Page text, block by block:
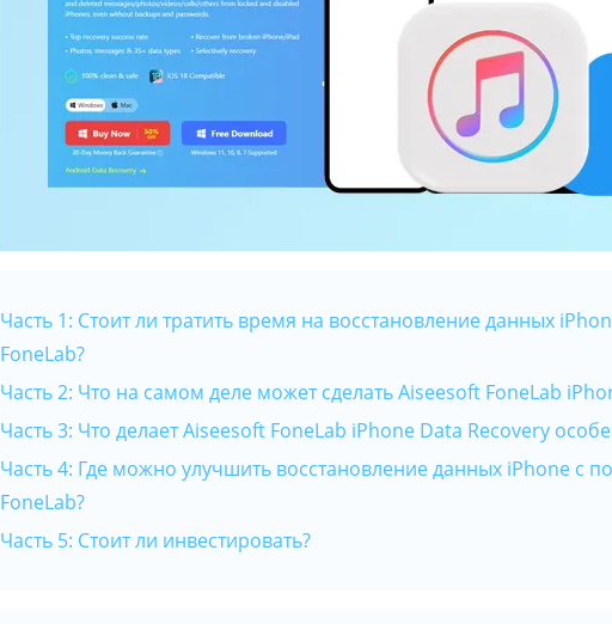
Часть 1: Стоит ли тратить время на восстановление данных
FoneLab?
Часть 2: Что на самом деле может сделать Aiseesoft FoneLab
Часть 3: Что делает Aiseesoft FoneLab iPhone Data Recovery
Часть 4: Где можно улучшить восстановление данных iPhone с
FoneLab?
Часть 5: Стоит ли инвестировать?